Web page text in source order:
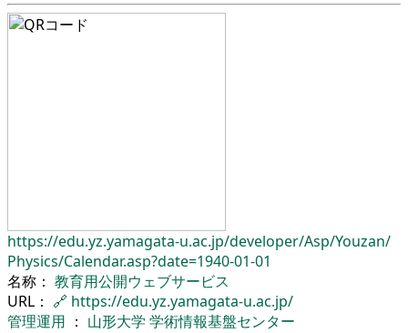
https://edu.yz.yamagata-u.ac.jp/developer/Asp/Youzan/
Physics/Calendar.asp?date=1940-01-01
名称： 教育用公開ウェブサービス
URL： 🔗 https://edu.yz.yamagata-u.ac.jp/
管理運用 ： 山形大学 学術情報基盤センター